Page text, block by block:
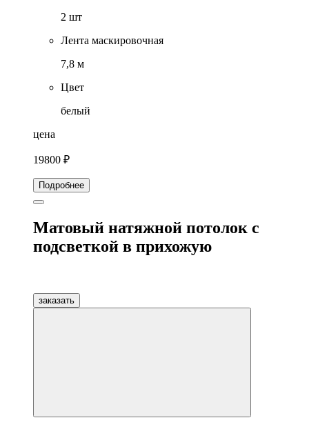
2 шт
Лента маскировочная
7,8 м
Цвет
белый
цена
19800 ₽
Подробнее
Матовый натяжной потолок с
подсветкой в прихожую
заказать